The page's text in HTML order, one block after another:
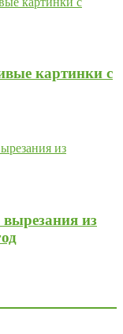
картинки с
из